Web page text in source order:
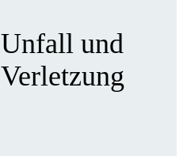
Unfall und
Verletzung